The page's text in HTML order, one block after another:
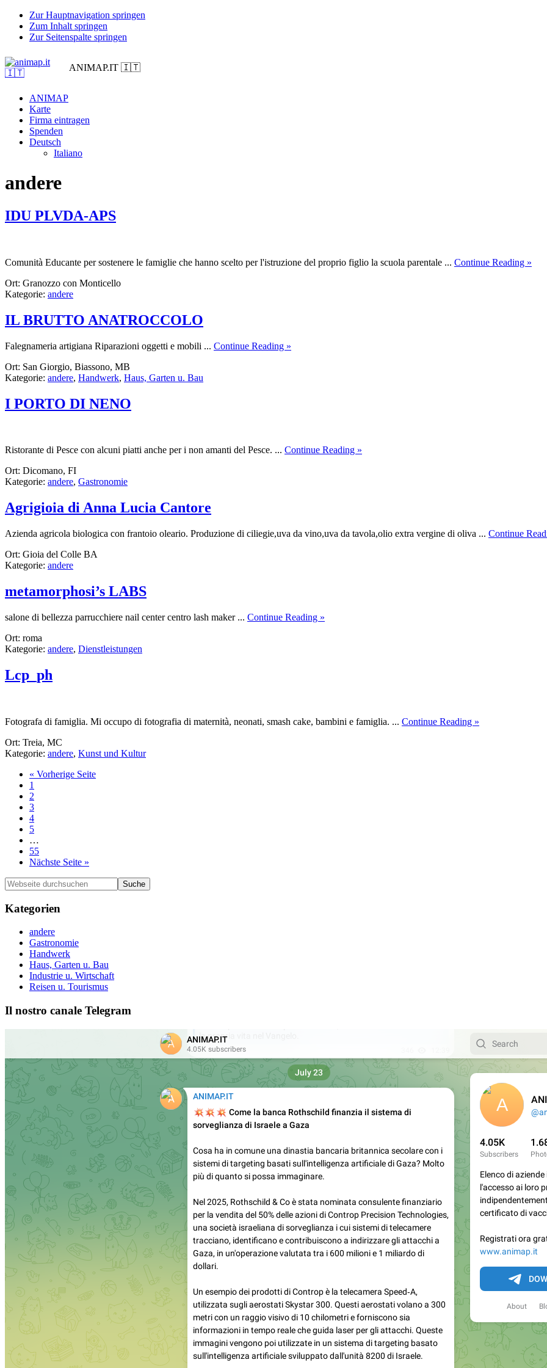
Zur Hauptnavigation springen
Zum Inhalt springen
Zur Seitenspalte springen
ANIMAP.IT 🇮🇹
ANIMAP
Karte
Firma eintragen
Spenden
Deutsch
Italiano
andere
IDU PLVDA-APS
Comunità Educante per sostenere le famiglie che hanno scelto per l'istruzione del proprio figlio la scuola parentale ... Continue Reading »
Ort: Granozzo con Monticello
Kategorie: andere
IL BRUTTO ANATROCCOLO
Falegnameria artigiana Riparazioni oggetti e mobili ... Continue Reading »
Ort: San Giorgio, Biassono, MB
Kategorie: andere, Handwerk, Haus, Garten u. Bau
I PORTO DI NENO
Ristorante di Pesce con alcuni piatti anche per i non amanti del Pesce. ... Continue Reading »
Ort: Dicomano, FI
Kategorie: andere, Gastronomie
Agrigioia di Anna Lucia Cantore
Azienda agricola biologica con frantoio oleario. Produzione di ciliegie,uva da vino,uva da tavola,olio extra vergine di oliva ... Continue
Ort: Gioia del Colle BA
Kategorie: andere
metamorphosi’s LABS
salone di bellezza parrucchiere nail center centro lash maker ... Continue Reading »
Ort: roma
Kategorie: andere, Dienstleistungen
Lcp_ph
Fotografa di famiglia. Mi occupo di fotografia di maternità, neonati, smash cake, bambini e famiglia. ... Continue Reading »
Ort: Treia, MC
Kategorie: andere, Kunst und Kultur
« Vorherige Seiteaufrufen
Go
to
page
1
Go
to
page
2
Go
to
page
3
Go
to
4
Go
page
5
Zwischenseiten
…
Go
to
55
Nächste Seite aufrufen
»
Seitenspalte
Webseite
durchsuchen
Kategorien
andere
Gastronomie
Handwerk
Haus, Garten u. Bau
Industrie u. Wirtschaft
Reisen u. Tourismus
Il nostro canale Telegram